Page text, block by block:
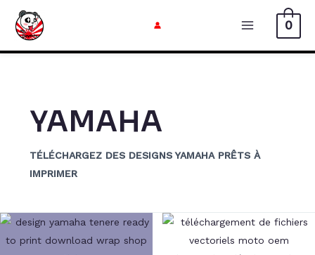
Menu
0
YAMAHA
TÉLÉCHARGEZ DES DESIGNS YAMAHA PRÊTS À
IMPRIMER